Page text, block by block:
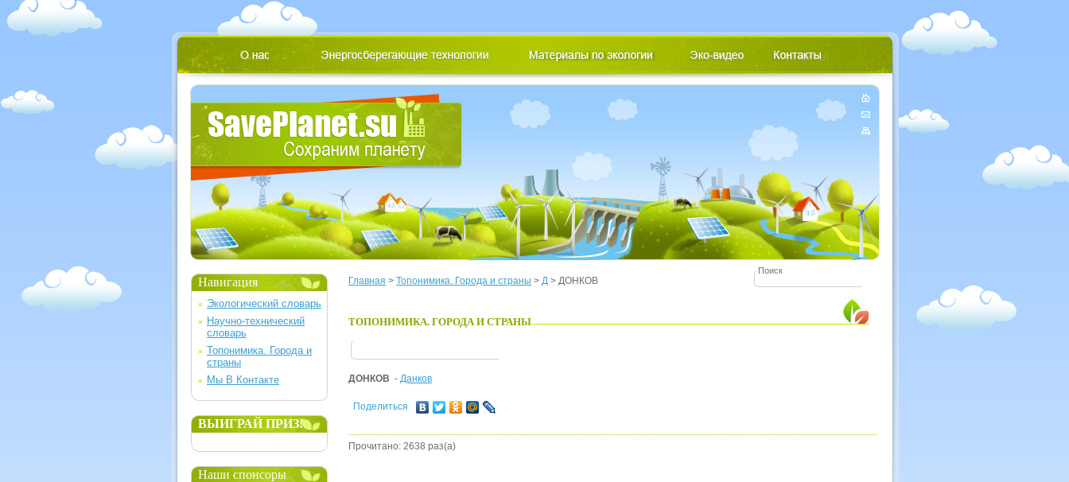
Главная > Топонимика. Города и страны > Д > ДОНКОВ
ТОПОНИМИКА. ГОРОДА И СТРАНЫ
ДОНКОВ - Данков
Поделиться
Прочитано: 2638 раз(а)
Навигация
Экологический словарь
Научно-технический
словарь
Топонимика. Города и
страны
Мы В Контакте
ВЫИГРАЙ ПРИЗ!
Наши спонсоры